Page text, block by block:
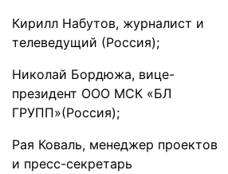
Кирилл Набутов, журналист и
телеведущий (Россия);
Николай Бордюжа, вице-
президент ООО МСК «БЛ
ГРУПП»(Россия);
Рая Коваль, менеджер проектов
и пресс-секретарь